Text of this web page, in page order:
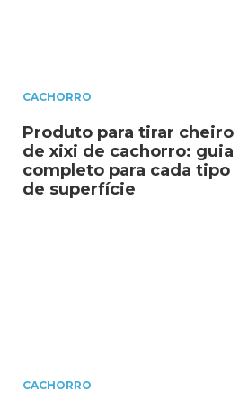
CACHORRO
Produto para tirar cheiro
de xixi de cachorro: guia
completo para cada tipo
de superfície
CACHORRO